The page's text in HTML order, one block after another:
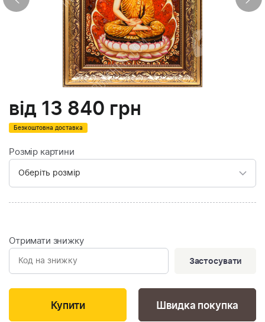
від 13 840 грн
Безкоштовна доставка
Розмір картини
Отримати знижку
Застосувати
Швидка покупка